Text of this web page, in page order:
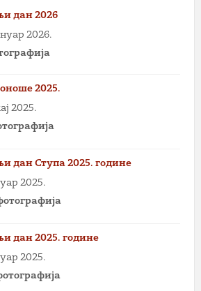
дан 2026
2026.
2025.
2025.
дан Ступа 2025. године
2025.
дан 2025. године
2025.